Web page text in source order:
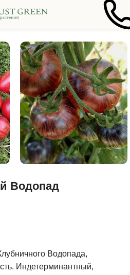
Высокорослые томаты
Водопад
Водопада,
Индетерминантный,